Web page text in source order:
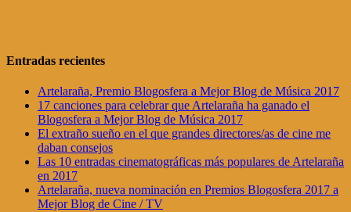
Entradas recientes
Artelaraña, Premio Blogosfera a Mejor Blog de Música 2017
17 canciones para celebrar que Artelaraña ha ganado el
Blogosfera a Mejor Blog de Música 2017
El extraño sueño en el que grandes directores/as de cine me
daban consejos
Las 10 entradas cinematográficas más populares de Artelaraña
en 2017
Artelaraña, nueva nominación en Premios Blogosfera 2017 a
Mejor Blog de Cine / TV